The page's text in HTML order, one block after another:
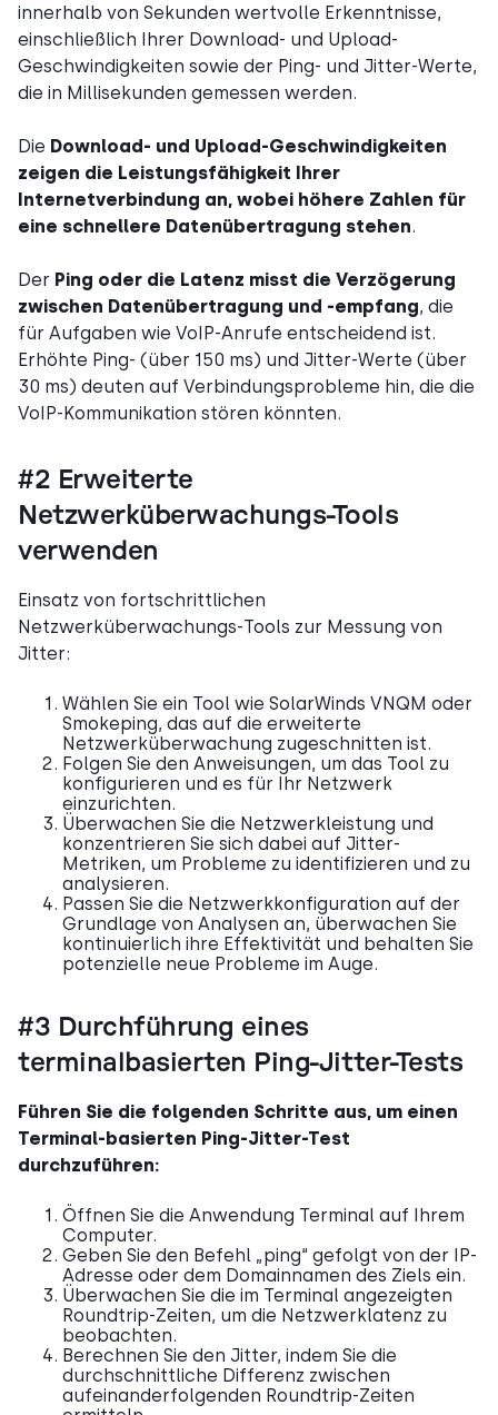
innerhalb von Sekunden wertvolle Erkenntnisse,
einschließlich Ihrer Download- und Upload-
Geschwindigkeiten sowie der Ping- und Jitter-Werte,
die in Millisekunden gemessen werden.
Die Download- und Upload-Geschwindigkeiten
zeigen die Leistungsfähigkeit Ihrer
Internetverbindung an, wobei höhere Zahlen für
eine schnellere Datenübertragung stehen.
Der Ping oder die Latenz misst die Verzögerung
zwischen Datenübertragung und -empfang, die
für Aufgaben wie VoIP-Anrufe entscheidend ist.
Erhöhte Ping- (über 150 ms) und Jitter-Werte (über
30 ms) deuten auf Verbindungsprobleme hin, die die
VoIP-Kommunikation stören könnten.
#2 Erweiterte
Netzwerküberwachungs-Tools
verwenden
Einsatz von fortschrittlichen
Netzwerküberwachungs-Tools zur Messung von
Jitter:
Wählen Sie ein Tool wie SolarWinds VNQM oder
Smokeping, das auf die erweiterte
Netzwerküberwachung zugeschnitten ist.
Folgen Sie den Anweisungen, um das Tool zu
konfigurieren und es für Ihr Netzwerk
einzurichten.
Überwachen Sie die Netzwerkleistung und
konzentrieren Sie sich dabei auf Jitter-
Metriken, um Probleme zu identifizieren und zu
analysieren.
Passen Sie die Netzwerkkonfiguration auf der
Grundlage von Analysen an, überwachen Sie
kontinuierlich ihre Effektivität und behalten Sie
potenzielle neue Probleme im Auge.
#3 Durchführung eines
terminalbasierten Ping-Jitter-Tests
Führen Sie die folgenden Schritte aus, um einen
Terminal-basierten Ping-Jitter-Test
durchzuführen:
Öffnen Sie die Anwendung Terminal auf Ihrem
Computer.
Geben Sie den Befehl „ping“ gefolgt von der IP-
Adresse oder dem Domainnamen des Ziels ein.
Überwachen Sie die im Terminal angezeigten
Roundtrip-Zeiten, um die Netzwerklatenz zu
beobachten.
Berechnen Sie den Jitter, indem Sie die
durchschnittliche Differenz zwischen
aufeinanderfolgenden Roundtrip-Zeiten